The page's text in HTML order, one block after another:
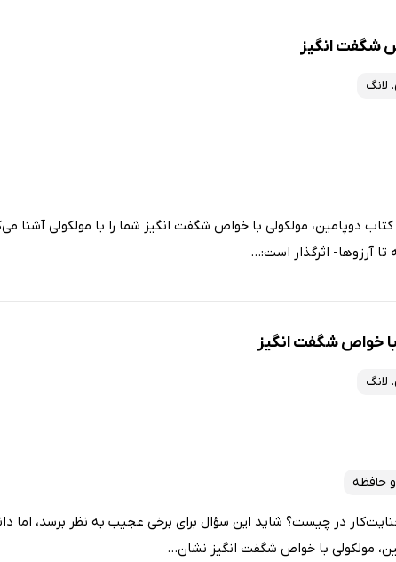
شگفت‌ انگیز
لانگ
کتاب دوپامین، مولکولی با خواص شگفت‌ انگیز شما را با مولکولی آشنا
آرزوها- اثرگذار است:...
خواص شگفت انگیز
لانگ
حافظه
در چیست؟ شاید این سؤال برای برخی عجیب به نظر برسد، اما
مولکولی با خواص شگفت انگیز نشان...